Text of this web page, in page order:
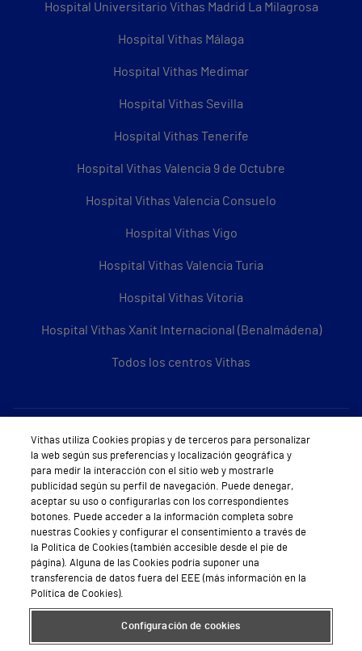
Hospital Universitario Vithas Madrid La Milagrosa
Hospital Vithas Málaga
Hospital Vithas Medimar
Hospital Vithas Sevilla
Hospital Vithas Tenerife
Hospital Vithas Valencia 9 de Octubre
Hospital Vithas Valencia Consuelo
Hospital Vithas Vigo
Hospital Vithas Valencia Turia
Hospital Vithas Vitoria
Hospital Vithas Xanit Internacional (Benalmádena)
Todos los centros Vithas
Sobre Vithas
Quiénes somos
Trabajar en Vithas
Teléfono Cita Médica
Teléfono Atención al Cliente
Política de seguridad y salud en el trabajo
Conoce a Supervita
Vithas utiliza Cookies propias y de terceros para personalizar
la web según sus preferencias y localización geográfica y
para medir la interacción con el sitio web y mostrarle
publicidad según su perfil de navegación. Puede denegar,
aceptar su uso o configurarlas con los correspondientes
botones. Puede acceder a la información completa sobre
nuestras Cookies y configurar el consentimiento a través de
la Política de Cookies (también accesible desde el pie de
página). Alguna de las Cookies podría suponer una
transferencia de datos fuera del EEE (más información en la
Política de Cookies).
Configuración de cookies